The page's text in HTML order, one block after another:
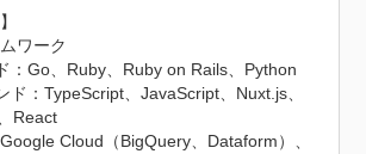
ワーク
：Go、Ruby、Ruby on Rails、Python
：TypeScript、JavaScript、Nuxt.js、
React
Cloud（BigQuery、Dataform）、